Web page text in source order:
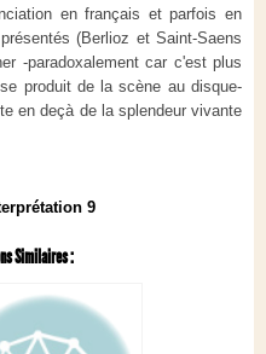
en français et parfois en
(Berlioz et Saint-Saens
-paradoxalement car c'est plus
produit de la scène au disque-
en deçà de la splendeur vivante
9
Similaires :